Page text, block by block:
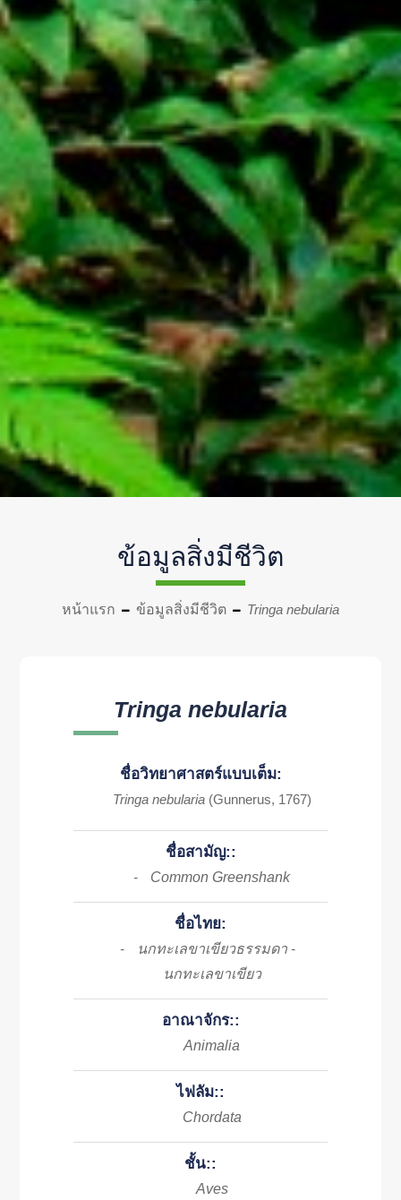
ข้อมูลสิ่งมีชีวิต
หน้าแรก ข้อมูลสิ่งมีชีวิต Tringa nebularia
Tringa nebularia
ชื่อวิทยาศาสตร์แบบเต็ม:
Tringa nebularia (Gunnerus, 1767)
ชื่อสามัญ::
- Common Greenshank
ชื่อไทย:
- นกทะเลขาเขียวธรรมดา -
นกทะเลขาเขียว
อาณาจักร::
Animalia
ไฟลัม::
Chordata
ชั้น::
Aves